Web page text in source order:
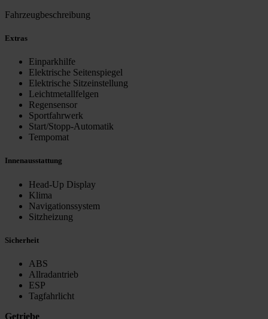
Fahrzeugbeschreibung
Extras
Einparkhilfe
Elektrische Seitenspiegel
Elektrische Sitzeinstellung
Leichtmetallfelgen
Regensensor
Sportfahrwerk
Start/Stopp-Automatik
Tempomat
Innenausstattung
Head-Up Display
Klima
Navigationssystem
Sitzheizung
Sicherheit
ABS
Allradantrieb
ESP
Tagfahrlicht
Getriebe